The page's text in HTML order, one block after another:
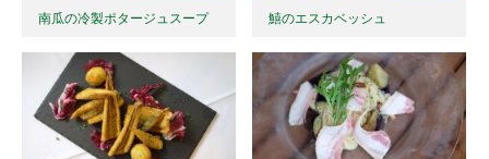
南瓜の冷製ポタージュスープ 鱚のエスカベッシュ